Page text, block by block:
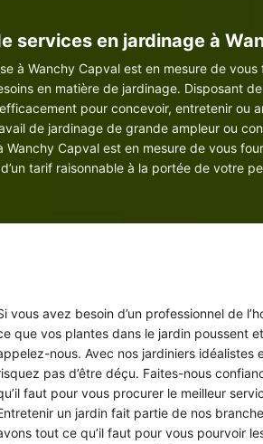
services en jardinage à
à Wanchy Capval est en mesure de
en matière de jardinage. Disposant
pour concevoir, entretenir ou
de jardinage de grande ampleur ou
Capval est en mesure de vous
tarif raisonnable à la portée de votre
vous avez besoin d’un professionnel de
que vos plantes dans le jardin poussent
nous. Avec nos jardiniers idéalistes
pas d’être déçu. Faites-nous
faut pour vous procurer le meilleur
un jardin fait partie de nos
tout ce qu’il faut pour vous pourvoir